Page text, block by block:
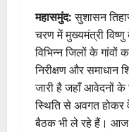
महासमुंद:सुशासन
चरण में मुख्यमंत्री
विभिन्न जिलों के
निरीक्षण और समाधान
जारी है जहाँ आवेदनों के
स्थिति से अवगत होकर
बैठक भी ले रहे हैं। आज